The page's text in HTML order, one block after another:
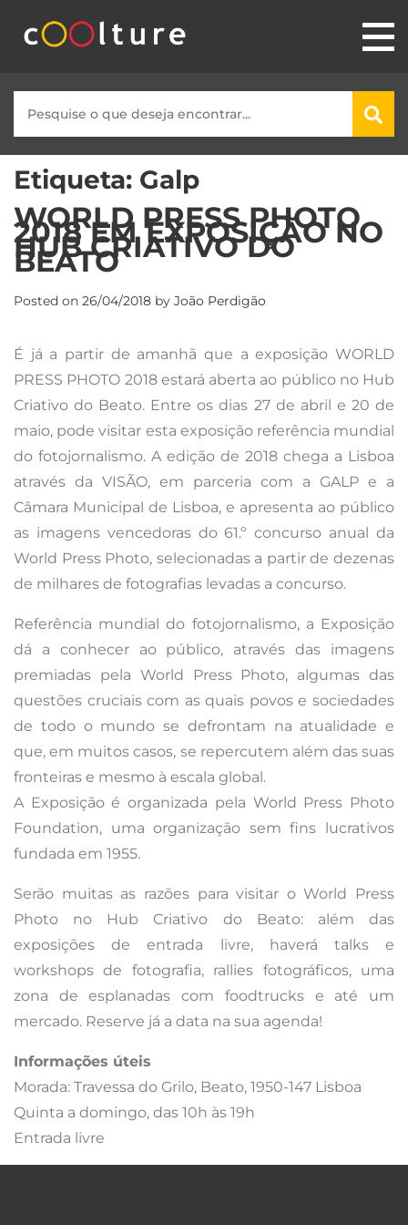
Etiqueta: Galp
WORLD PRESS PHOTO
2018 EM EXPOSIÇÃO NO
HUB CRIATIVO DO
BEATO
Posted on 26/04/2018 by João Perdigão
É já a partir de amanhã que a exposição WORLD
PRESS PHOTO 2018 estará aberta ao público no Hub
Criativo do Beato. Entre os dias 27 de abril e 20 de
maio, pode visitar esta exposição referência mundial
do fotojornalismo. A edição de 2018 chega a Lisboa
através da VISÃO, em parceria com a GALP e a
Câmara Municipal de Lisboa, e apresenta ao público
as imagens vencedoras do 61.º concurso anual da
World Press Photo, selecionadas a partir de dezenas
de milhares de fotografias levadas a concurso.
Referência mundial do fotojornalismo, a Exposição
dá a conhecer ao público, através das imagens
premiadas pela World Press Photo, algumas das
questões cruciais com as quais povos e sociedades
de todo o mundo se defrontam na atualidade e
que, em muitos casos, se repercutem além das suas
fronteiras e mesmo à escala global.
A Exposição é organizada pela World Press Photo
Foundation, uma organização sem fins lucrativos
fundada em 1955.
Serão muitas as razões para visitar o World Press
Photo no Hub Criativo do Beato: além das
exposições de entrada livre, haverá talks e
workshops de fotografia, rallies fotográficos, uma
zona de esplanadas com foodtrucks e até um
mercado. Reserve já a data na sua agenda!
Informações úteis
Morada: Travessa do Grilo, Beato, 1950-147 Lisboa
Quinta a domingo, das 10h às 19h
Entrada livre